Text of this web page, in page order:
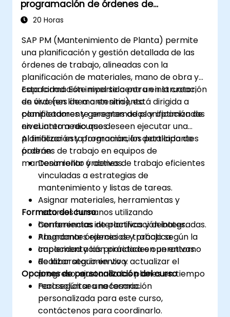
programación de órdenes de
mantenimiento
20 Horas
SAP PM (Mantenimiento de Planta) permite
una planificación y gestión detallada de las
órdenes de trabajo, alineadas con la
planificación de materiales, mano de obra y
capacidad. Este nivel se centra en la creación
de órdenes de mantenimiento
completamente programadas y optimizadas
en cuanto a recursos.
Esta formación impartida por un instructor,
en vivo (en línea o en sitio), está dirigida a
planificadores y gerentes de planificación de
nivel intermedio que deseen ejecutar una
planificación y programación detallada de
órdenes de trabajo en equipos de
mantenimiento y activos.
Al finalizar esta formación, los participantes
podrán:
Desarrollar órdenes de trabajo eficientes
vinculadas a estrategias de
mantenimiento y listas de tareas.
Asignar materiales, herramientas y
recursos humanos utilizando
herramientas de planificación integradas.
Programar órdenes de trabajo según la
capacidad y las prioridades operativas.
Realizar seguimiento y actualizar el
progreso, ajustando los planes en tiempo
real según sea necesario.
Formato del curso
Conferencias interactivas y debates.
Abundantes ejercicios y práctica.
Implementación práctica en un entorno
de laboratorio en vivo.
Opciones de personalización del curso
Para solicitar una formación
personalizada para este curso,
contáctenos para coordinarlo.